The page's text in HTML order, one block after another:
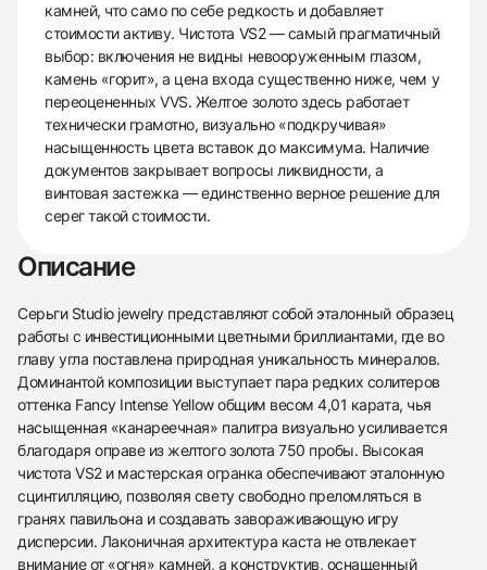
камней, что само по себе редкость и добавляет
стоимости активу. Чистота VS2 — самый прагматичный
выбор: включения не видны невооруженным глазом,
камень «горит», а цена входа существенно ниже, чем у
переоцененных VVS. Желтое золото здесь работает
технически грамотно, визуально «подкручивая»
насыщенность цвета вставок до максимума. Наличие
документов закрывает вопросы ликвидности, а
винтовая застежка — единственно верное решение для
серег такой стоимости.
Описание
Серьги Studio jewelry представляют собой эталонный образец
работы с инвестиционными цветными бриллиантами, где во
главу угла поставлена природная уникальность минералов.
Доминантой композиции выступает пара редких солитеров
оттенка Fancy Intense Yellow общим весом 4,01 карата, чья
насыщенная «канареечная» палитра визуально усиливается
благодаря оправе из желтого золота 750 пробы. Высокая
чистота VS2 и мастерская огранка обеспечивают эталонную
сцинтилляцию, позволяя свету свободно преломляться в
гранях павильона и создавать завораживающую игру
дисперсии. Лаконичная архитектура каста не отвлекает
внимание от «огня» камней, а конструктив, оснащенный